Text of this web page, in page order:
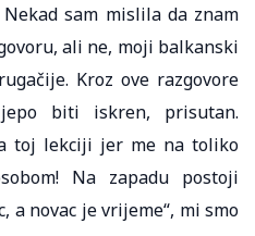
sam mislila da znam
ali ne, moji balkanski
Kroz ove razgovore
biti iskren, prisutan.
toj lekciji jer me na toliko
Na zapadu postoji
a novac je vrijeme“, mi smo